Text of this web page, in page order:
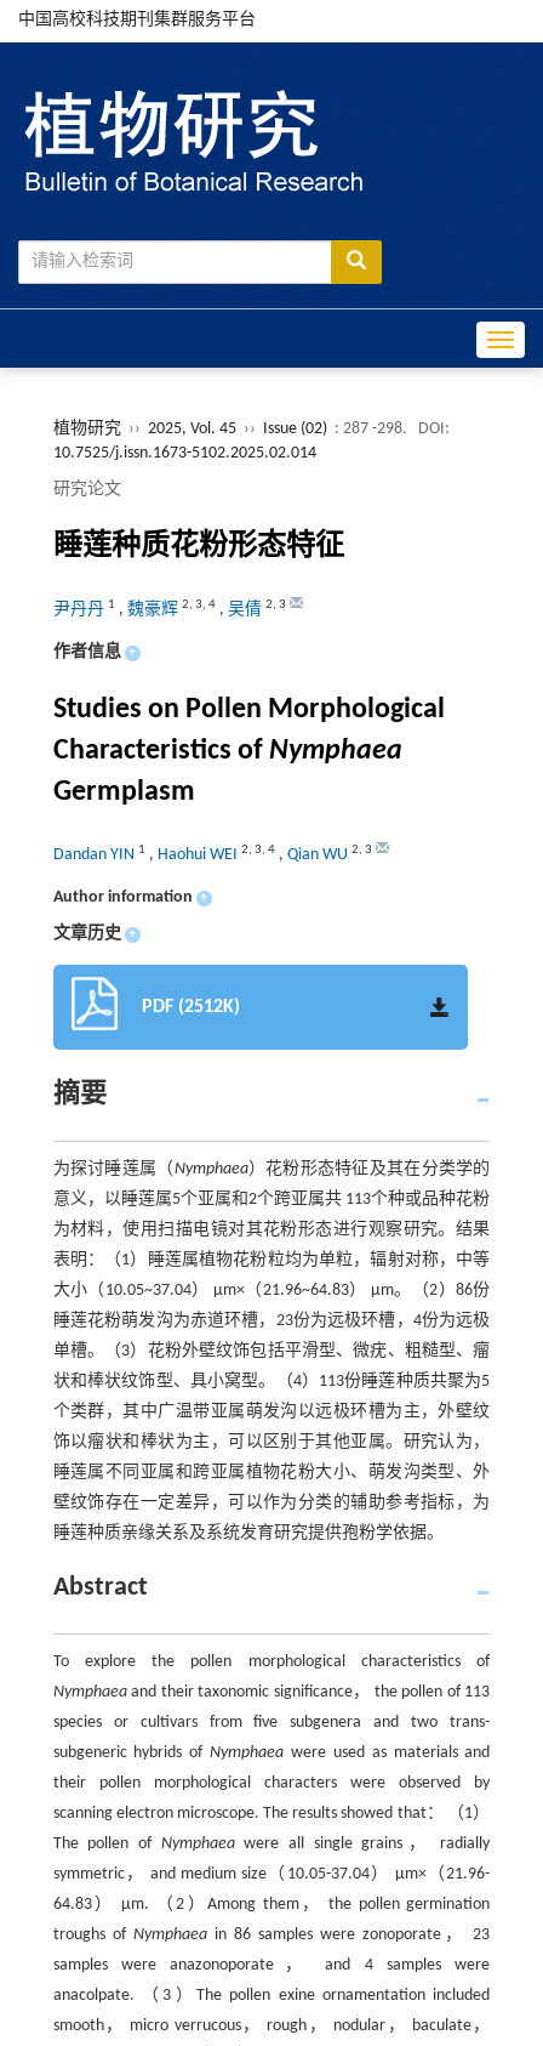
中国高校科技期刊集群服务平台
植物研究 ›› 2025, Vol. 45 ›› Issue (02) : 287 -298.
DOI:
10.7525/j.issn.1673-5102.2025.02.014
研究论文
睡莲种质花粉形态特征
尹丹丹 1 , 魏豪辉 2, 3, 4, 吴倩 2, 3
作者信息 +
Studies on Pollen Morphological
Characteristics of Nymphaea
Germplasm
Dandan YIN 1 , Haohui WEI 2, 3, 4, Qian WU 2, 3
Author information +
文章历史 +
PDF (2512K)
摘要
为探讨睡莲属（Nymphaea）花粉形态特征及其在分类学的
意义，以睡莲属5个亚属和2个跨亚属共 113个种或品种花粉
为材料，使用扫描电镜对其花粉形态进行观察研究。结果
表明：（1）睡莲属植物花粉粒均为单粒，辐射对称，中等
大小（10.05~37.04） μm×（21.96~64.83） μm。（2）86份
睡莲花粉萌发沟为赤道环槽，23份为远极环槽，4份为远极
单槽。（3）花粉外壁纹饰包括平滑型、微疣、粗糙型、瘤
状和棒状纹饰型、具小窝型。（4）113份睡莲种质共聚为5
个类群，其中广温带亚属萌发沟以远极环槽为主，外壁纹
饰以瘤状和棒状为主，可以区别于其他亚属。研究认为，
睡莲属不同亚属和跨亚属植物花粉大小、萌发沟类型、外
壁纹饰存在一定差异，可以作为分类的辅助参考指标，为
睡莲种质亲缘关系及系统发育研究提供孢粉学依据。
Abstract
To explore the pollen morphological characteristics of
Nymphaeaand their taxonomic significance， the pollen of 113
species or cultivars from five subgenera and two trans-
subgeneric hybrids ofNymphaea were used as materials and
their pollen morphological characters were observed by
scanning electron microscope. The results showed that： （1）
The pollen of Nymphaeawere all single grains， radially
symmetric， and medium size（10.05-37.04） μm×（21.96-
64.83） μm. （2）Among them， the pollen germination
troughs of Nymphaeain 86 samples were zonoporate， 23
samples were anazonoporate， and 4 samples were
anacolpate. （3）The pollen exine ornamentation included
smooth， micro verrucous， rough， nodular， baculate，